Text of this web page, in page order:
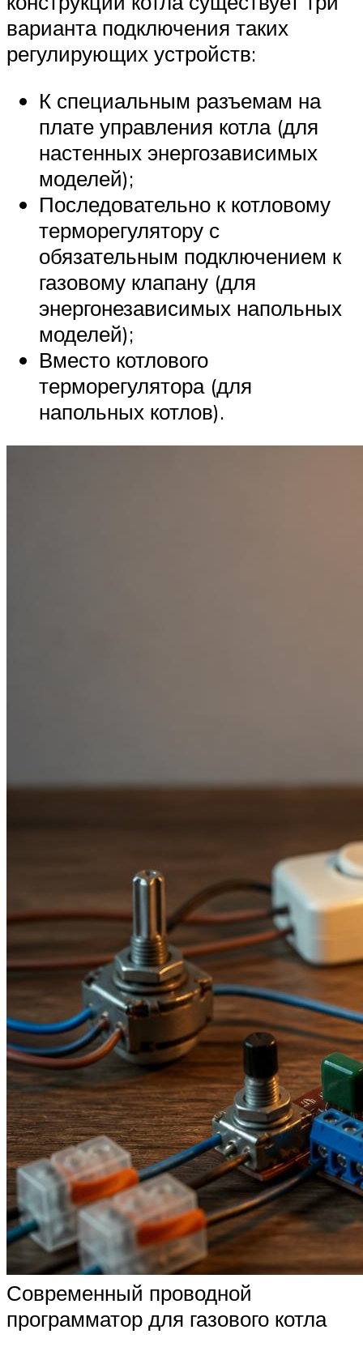
варианта подключения таких
регулирующих устройств:
К специальным разъемам на
плате управления котла (для
настенных энергозависимых
моделей);
Последовательно к котловому
терморегулятору с
обязательным подключением к
газовому клапану (для
энергонезависимых напольных
моделей);
Вместо котлового
терморегулятора (для
напольных котлов).
Современный проводной
программатор для газового котла